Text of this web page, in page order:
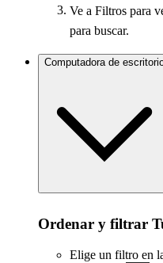
Ve a Filtros para
para buscar.
Computadora de
Ordenar y filtrar
Elige un filtro en